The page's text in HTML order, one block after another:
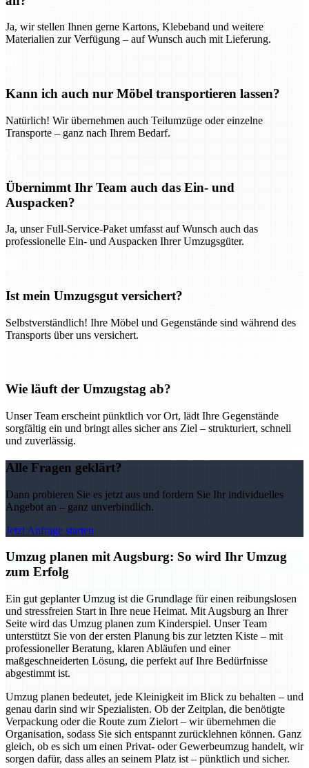
Ja, wir stellen Ihnen gerne Kartons, Klebeband und weitere
Materialien zur Verfügung – auf Wunsch auch mit Lieferung.
Kann ich auch nur Möbel transportieren lassen?
Natürlich! Wir übernehmen auch Teilumzüge oder einzelne
Transporte – ganz nach Ihrem Bedarf.
Übernimmt Ihr Team auch das Ein- und
Auspacken?
Ja, unser Full-Service-Paket umfasst auf Wunsch auch das
professionelle Ein- und Auspacken Ihrer Umzugsgüter.
Ist mein Umzugsgut versichert?
Selbstverständlich! Ihre Möbel und Gegenstände sind während des
Transports über uns versichert.
Wie läuft der Umzugstag ab?
Unser Team erscheint pünktlich vor Ort, lädt Ihre Gegenstände
sorgfältig ein und bringt alles sicher ans Ziel – strukturiert, schnell
und zuverlässig.
Alle Fragen geklärt?
Dann probieren Sie es jetzt aus und fordern Sie Ihr individuelles
Angebot an – ganz unverbindlich.
Jetzt Anfrage starten
Umzug planen mit Augsburg: So wird Ihr Umzug
zum Erfolg
Ein gut geplanter Umzug ist die Grundlage für einen reibungslosen
und stressfreien Start in Ihre neue Heimat. Mit Augsburg an Ihrer
Seite wird das Umzug planen zum Kinderspiel. Unser Team
unterstützt Sie von der ersten Planung bis zur letzten Kiste – mit
professioneller Beratung, klaren Abläufen und einer
maßgeschneiderten Lösung, die perfekt auf Ihre Bedürfnisse
abgestimmt ist.
Umzug planen bedeutet, jede Kleinigkeit im Blick zu behalten – und
genau darin sind wir Spezialisten. Ob der Zeitplan, die benötigte
Verpackung oder die Route zum Zielort – wir übernehmen die
Organisation, sodass Sie sich entspannt zurücklehnen können. Ganz
gleich, ob es sich um einen Privat- oder Gewerbeumzug handelt, wir
sorgen dafür, dass alles an seinem Platz ist – pünktlich und sicher.